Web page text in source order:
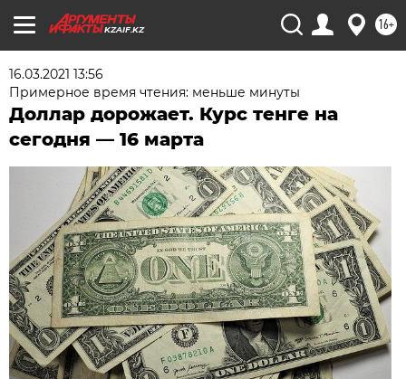
KZAIF.KZ 16+
16.03.2021 13:56
Примерное время чтения: меньше минуты
Доллар дорожает. Курс тенге на
сегодня — 16 марта